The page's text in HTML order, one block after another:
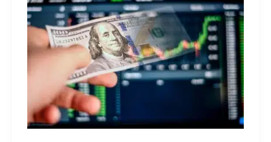
negeren
mooie
winstcijfers!